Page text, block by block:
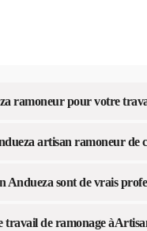
ramoneur pour votre
artisan ramoneur de
Andueza sont de vrais
de ramonage